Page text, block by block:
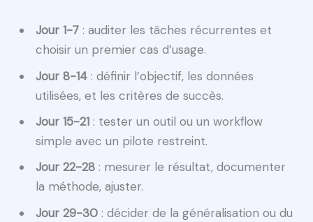
Jour 1-7 : auditer les tâches récurrentes et
choisir un premier cas d’usage.
Jour 8-14 : définir l’objectif, les données
utilisées, et les critères de succès.
Jour 15-21 : tester un outil ou un workflow
simple avec un pilote restreint.
Jour 22-28 : mesurer le résultat, documenter
la méthode, ajuster.
Jour 29-30 : décider de la généralisation ou du